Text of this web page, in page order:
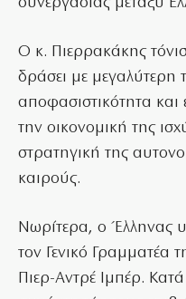
Ο κ. Πιερρακάκης
δράσει με μεγαλύτερη
αποφασιστικότητα και
την οικονομική της
στρατηγική της
καιρούς.
Νωρίτερα, ο Έλληνας
τον Γενικό Γραμματέα
Πιερ-Αντρέ Ιμπέρ.